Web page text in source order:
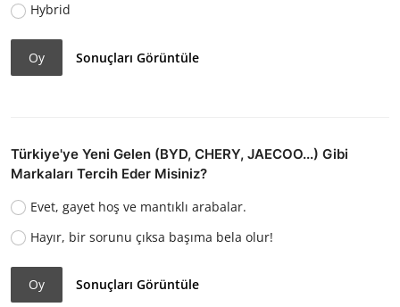
Hybrid
Oy Sonuçları Görüntüle
Türkiye'ye Yeni Gelen (BYD, CHERY, JAECOO...) Gibi
Markaları Tercih Eder Misiniz?
Evet, gayet hoş ve mantıklı arabalar.
Hayır, bir sorunu çıksa başıma bela olur!
Oy Sonuçları Görüntüle